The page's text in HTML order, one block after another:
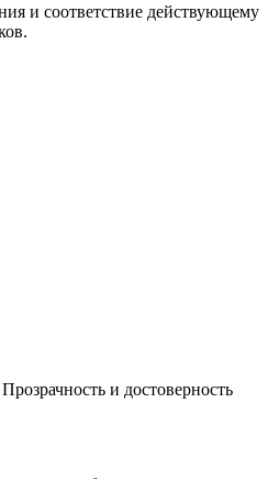
и соответствие действующему
и достоверность